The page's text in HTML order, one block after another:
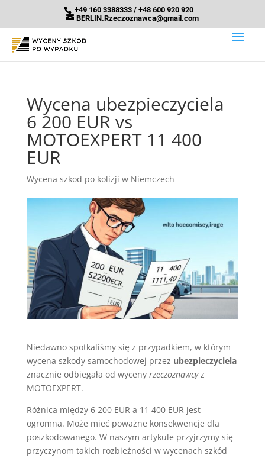
+49 160 3388333 / +48 600 920 920
BERLIN.Rzeczoznawca@gmail.com
Wycena ubezpieczyciela
6 200 EUR vs
MOTOEXPERT 11 400
EUR
Wycena szkod po kolizji w Niemczech
Niedawno spotkaliśmy się z przypadkiem, w którym
wycena szkody samochodowej przez ubezpieczyciela
znacznie odbiegała od wyceny rzeczoznawcyz
MOTOEXPERT.
Różnica między 6 200 EUR a 11 400 EUR jest
ogromna. Może mieć poważne konsekwencje dla
poszkodowanego. W naszym artykule przyjrzymy się
przyczynom takich rozbieżności w wycenach szkód